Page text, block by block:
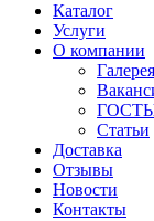
Каталог
Услуги
О компании
Статьи
Доставка
Отзывы
Новости
Контакты